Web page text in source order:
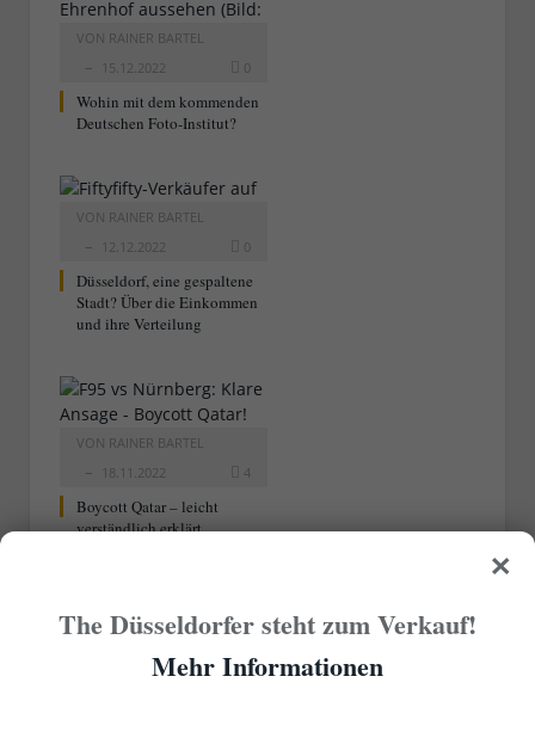
VON RAINER BARTEL
15.12.2022
0
Wohin mit dem kommenden
Deutschen Foto-Institut?
VON RAINER BARTEL
12.12.2022
0
Düsseldorf, eine gespaltene
Stadt? Über die Einkommen
und ihre Verteilung
VON RAINER BARTEL
18.11.2022
4
Boycott Qatar – leicht
verständlich erklärt…
×
The Düsseldorfer steht zum Verkauf!
Mehr Informationen